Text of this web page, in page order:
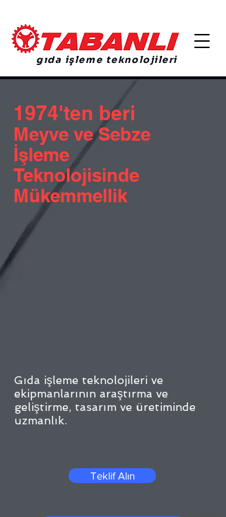
gıda işleme teknolojileri
1974'ten beri
Meyve ve Sebze
İşleme
Teknolojisinde
Mükemmellik
Gıda işleme teknolojileri ve
ekipmanlarının araştırma ve
geliştirme, tasarım ve üretiminde
uzmanlık.
Teklif Alın